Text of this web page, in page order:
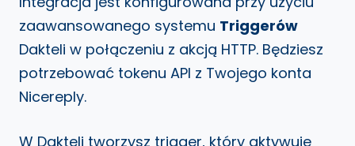
zaawansowanego systemu Triggerów
Dakteli w połączeniu z akcją HTTP. Będziesz
potrzebować tokenu API z Twojego konta
Nicereply.
W Dakteli tworzysz trigger, który aktywuje